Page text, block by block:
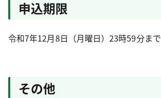
申込期限
令和7年12月8日（月曜日）23時59分まで
その他